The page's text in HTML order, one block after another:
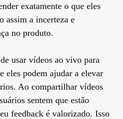
exatamente o que eles
assim a incerteza e
no produto.
usar vídeos ao vivo para
eles podem ajudar a elevar
Ao compartilhar vídeos
sentem que estão
feedback é valorizado. Isso